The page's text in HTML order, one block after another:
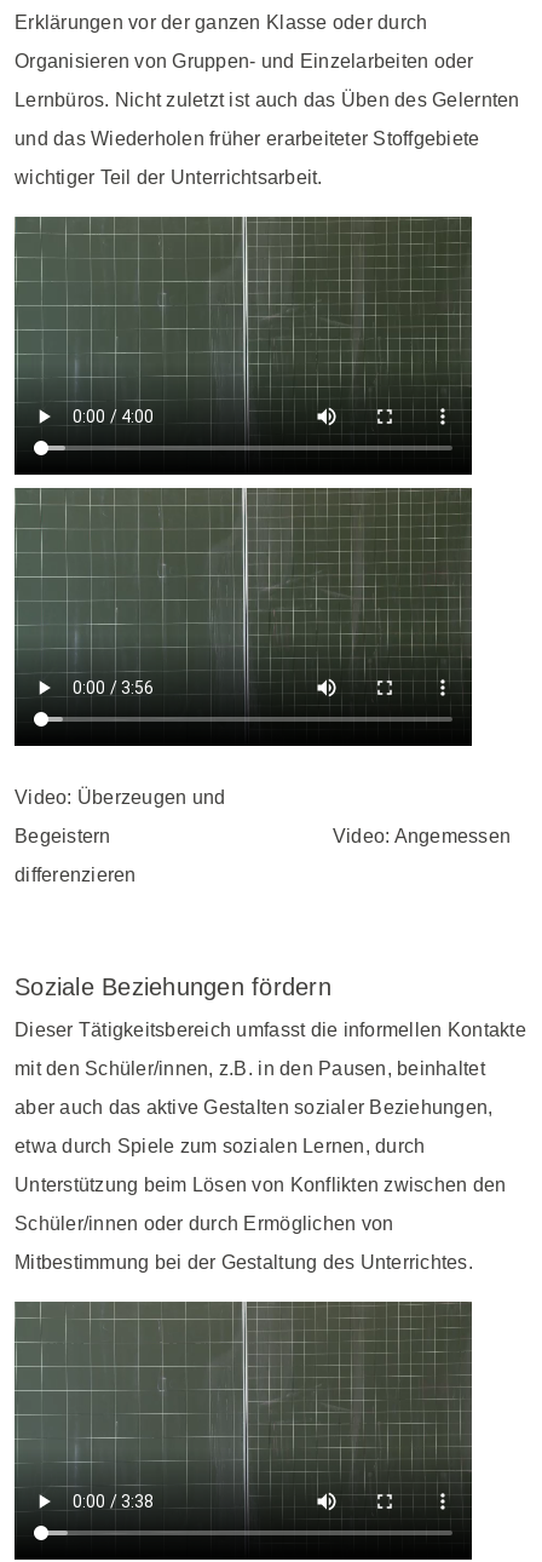
Erklärungen vor der ganzen Klasse oder durch
Organisieren von Gruppen- und Einzelarbeiten oder
Lernbüros. Nicht zuletzt ist auch das Üben des Gelernten
und das Wiederholen früher erarbeiteter Stoffgebiete
wichtiger Teil der Unterrichtsarbeit.
Video: Überzeugen und
Begeistern Video: Angemessen
differenzieren
Soziale Beziehungen fördern
Dieser Tätigkeitsbereich umfasst die informellen Kontakte
mit den Schüler/innen, z.B. in den Pausen, beinhaltet
aber auch das aktive Gestalten sozialer Beziehungen,
etwa durch Spiele zum sozialen Lernen, durch
Unterstützung beim Lösen von Konflikten zwischen den
Schüler/innen oder durch Ermöglichen von
Mitbestimmung bei der Gestaltung des Unterrichtes.